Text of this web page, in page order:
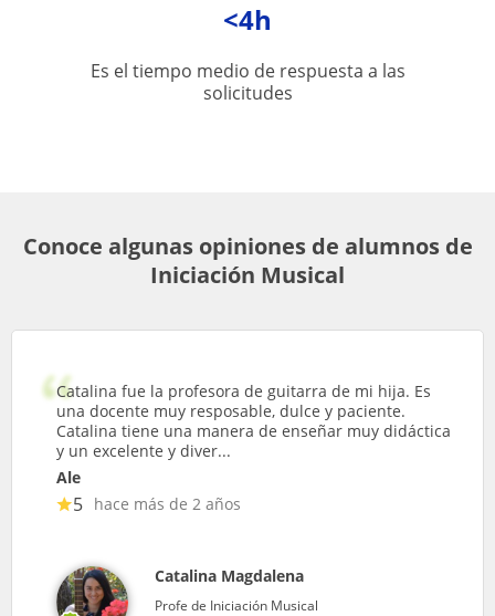
<4h
Es el tiempo medio de respuesta a las
solicitudes
Conoce algunas opiniones de alumnos de
Iniciación Musical
Catalina fue la profesora de guitarra de mi hija. Es
una docente muy resposable, dulce y paciente.
Catalina tiene una manera de enseñar muy didáctica
y un excelente y diver...
Ale
5 hace más de 2 años
Catalina Magdalena
Profe de Iniciación Musical